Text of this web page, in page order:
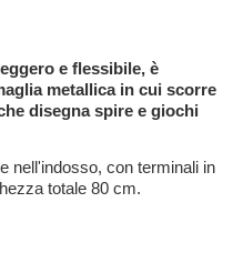
e flessibile, è
metallica in cui scorre
disegna spire e giochi
nell'indosso, con terminali in
totale 80 cm.